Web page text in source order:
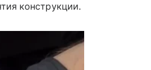
конструкции.